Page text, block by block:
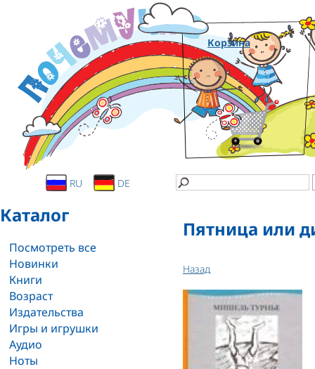
Корзина
RU DE
Каталог
Посмотреть все
Новинки
Книги
Возраст
Издательства
Игры и игрушки
Аудио
Ноты
Пятница или
Назад